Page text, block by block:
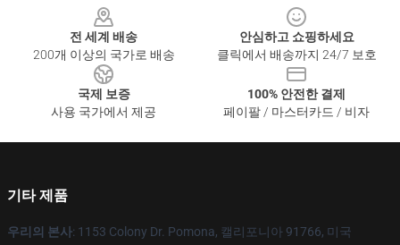
전 세계 배송
200개 이상의 국가로 배송
안심하고 쇼핑하세요
클릭에서 배송까지 24/7 보호
국제 보증
사용 국가에서 제공
100% 안전한 결제
페이팔 / 마스터카드 / 비자
기타 제품
우리의 본사: 1153 Colony Dr. Pomona, 캘리포니아 91766, 미국